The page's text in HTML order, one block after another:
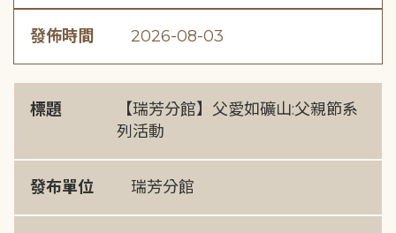
發佈時間 2026-08-03
標題
【瑞芳分館】父愛如礦山:父親節系
列活動
發布單位 瑞芳分館